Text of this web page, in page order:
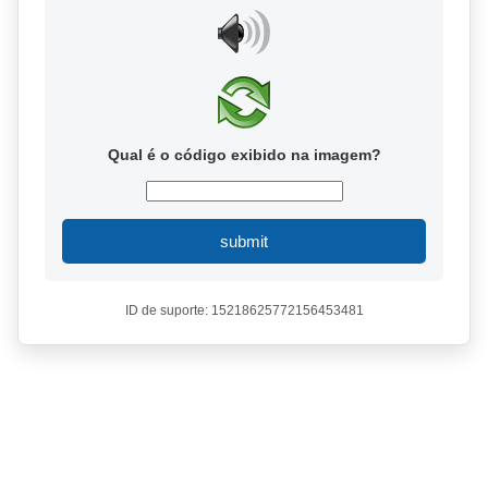
Qual é o código exibido na imagem?
submit
ID de suporte: 15218625772156453481